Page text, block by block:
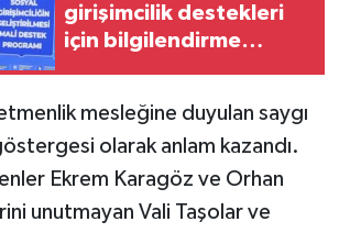
girişimcilik destekleri
için bilgilendirme
mesleğine duyulan saygı
olarak anlam kazandı.
Ekrem Karagöz ve Orhan
unutmayan Vali Taşolar ve